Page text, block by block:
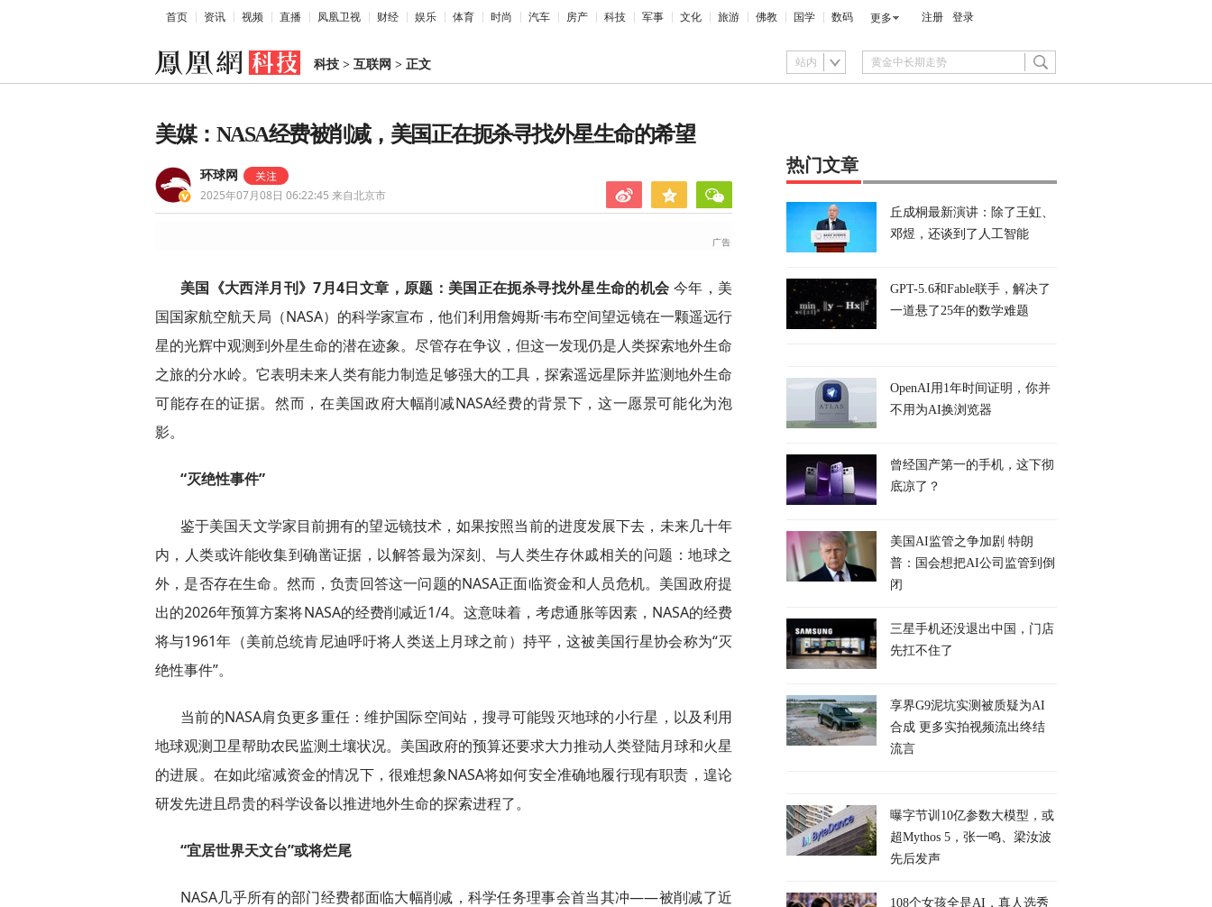
首页 资讯 视频 直播 凤凰卫视 财经 娱乐 体育 时尚 汽车 房产 科技 军事 文化 旅游 佛教 国学 数码 更多 注册 登录
科技 > 互联网 > 正文 站内
美媒：NASA经费被削减，美国正在扼杀寻找外星生命的希望
环球网
2025年07月08日 06:22:45 来自北京市
美国《大西洋月刊》7月4日文章，原题：美国正在扼杀寻找外星生命的机会 今年，美
国国家航空航天局（NASA）的科学家宣布，他们利用詹姆斯·韦布空间望远镜在一颗遥远行
星的光辉中观测到外星生命的潜在迹象。尽管存在争议，但这一发现仍是人类探索地外生命
之旅的分水岭。它表明未来人类有能力制造足够强大的工具，探索遥远星际并监测地外生命
可能存在的证据。然而，在美国政府大幅削减NASA经费的背景下，这一愿景可能化为泡
影。
“灭绝性事件”
鉴于美国天文学家目前拥有的望远镜技术，如果按照当前的进度发展下去，未来几十年
内，人类或许能收集到确凿证据，以解答最为深刻、与人类生存休戚相关的问题：地球之
外，是否存在生命。然而，负责回答这一问题的NASA正面临资金和人员危机。美国政府提
出的2026年预算方案将NASA的经费削减近1/4。这意味着，考虑通胀等因素，NASA的经费
将与1961年（美前总统肯尼迪呼吁将人类送上月球之前）持平，这被美国行星协会称为“灭
绝性事件”。
当前的NASA肩负更多重任：维护国际空间站，搜寻可能毁灭地球的小行星，以及利用
地球观测卫星帮助农民监测土壤状况。美国政府的预算还要求大力推动人类登陆月球和火星
的进展。在如此缩减资金的情况下，很难想象NASA将如何安全准确地履行现有职责，遑论
研发先进且昂贵的科学设备以推进地外生命的探索进程了。
“宜居世界天文台”或将烂尾
NASA几乎所有的部门经费都面临大幅削减，科学任务理事会首当其冲——被削减了近
热门文章
丘成桐最新演讲：除了王虹、
邓煜，还谈到了人工智能
GPT-5.6和Fable联手，解决了
一道悬了25年的数学难题
OpenAI用1年时间证明，你并
不用为AI换浏览器
曾经国产第一的手机，这下彻
底凉了？
美国AI监管之争加剧 特朗
普：国会想把AI公司监管到倒
闭
三星手机还没退出中国，门店
先扛不住了
享界G9泥坑实测被质疑为AI
合成 更多实拍视频流出终结
流言
曝字节训10亿参数大模型，或
超Mythos 5，张一鸣、梁汝波
先后发声
108个女孩全是AI，真人选秀